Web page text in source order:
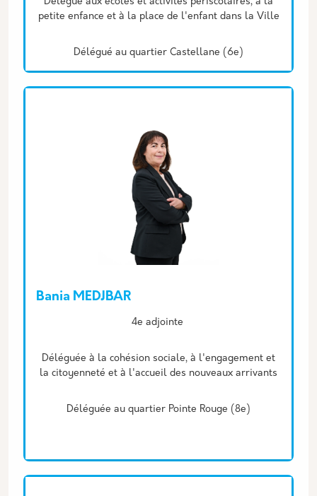
petite enfance et à la place de l'enfant dans la Ville
Délégué au quartier Castellane (6e)
Bania MEDJBAR
4e adjointe
Déléguée à la cohésion sociale, à l'engagement et
la citoyenneté et à l'accueil des nouveaux arrivants
Déléguée au quartier Pointe Rouge (8e)